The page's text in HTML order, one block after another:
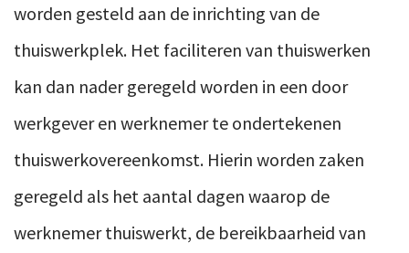
worden gesteld aan de inrichting van de
thuiswerkplek. Het faciliteren van thuiswerken
kan dan nader geregeld worden in een door
werkgever en werknemer te ondertekenen
thuiswerkovereenkomst. Hierin worden zaken
geregeld als het aantal dagen waarop de
werknemer thuiswerkt, de bereikbaarheid van